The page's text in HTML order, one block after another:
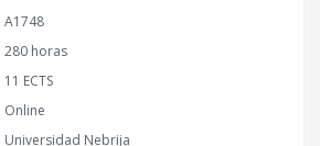
A1748
280 horas
11 ECTS
Online
Universidad Nebrija